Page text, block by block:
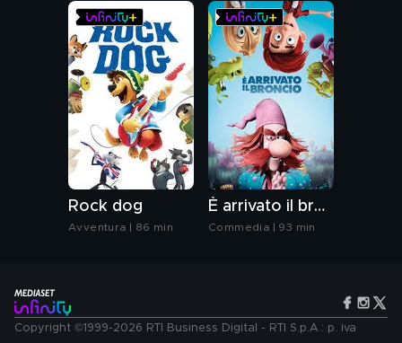
Rock dog
Avventura | 86 min
È arrivato il broncio
Commedia | 93 min
Copyright ©1999-2026 RTI Business Digital - RTI S.p.A.: p. iva